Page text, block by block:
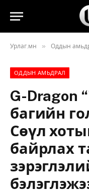
Урлаг.мн » Оддын
ОДДЫН АМЬДРАЛ
G-Dragon
багийн
Сөүл
байрлах